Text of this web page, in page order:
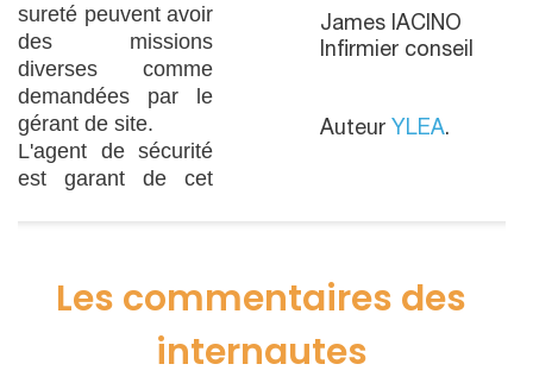
sureté peuvent avoir
des missions
diverses comme
demandées par le
gérant de site.
L'agent de sécurité
est garant de cet
James IACINO
Infirmier conseil
Auteur YLEA.
Les commentaires des
internautes